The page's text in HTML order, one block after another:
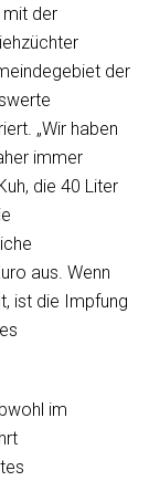
mit der
der
„Wir haben
immer
die 40 Liter
aus. Wenn
ist die Impfung
im